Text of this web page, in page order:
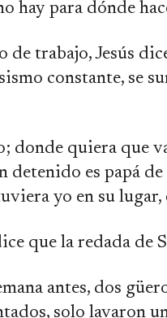
hay para dónde
de trabajo, Jesús
constante, se
donde quiera que
detenido es papá
yo en su lugar,
que la redada de
antes, dos
solo lavaron